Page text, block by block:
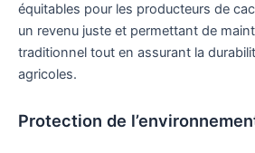
équitables pour les producteurs de
un revenu juste et permettant de
traditionnel tout en assurant la
agricoles.
Protection de